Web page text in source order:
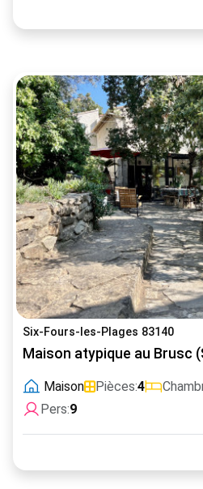
Six-Fours-les-Plages 83140
Maison atypique au Brusc
Maison Pièces:4
Pers:9